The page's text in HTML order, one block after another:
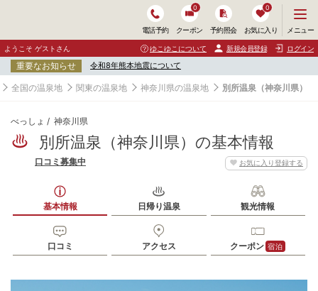
電話予約 クーポン
0
予約照会 お気に入り
0
ニ
ュ
ー
開
く
メニュー
ようこそ ゲストさん ゆこゆこについて 新規会員登録 ログイン
重要なお知らせ 令和8年熊本地震について
全国の温泉地 関東の温泉地 神奈川県の温泉地 別所温泉（神奈川県）
べっしょ 神奈川県
別所温泉（神奈川県）の基本情報
お気に入り登録する
口コミ募集中
基本情報 日帰り温泉 観光情報
口コミ アクセス クーポン 宿泊